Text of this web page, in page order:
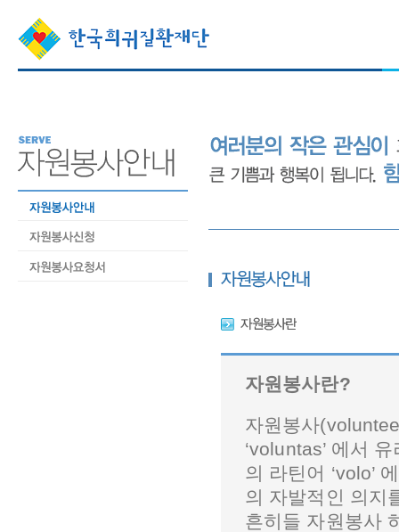
자원봉사란?
자원봉사
‘voluntas’ 에서
의 라틴어 ‘volo’
의 자발적인 의지
흔히들 자원봉사